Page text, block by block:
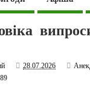
28.07.2026